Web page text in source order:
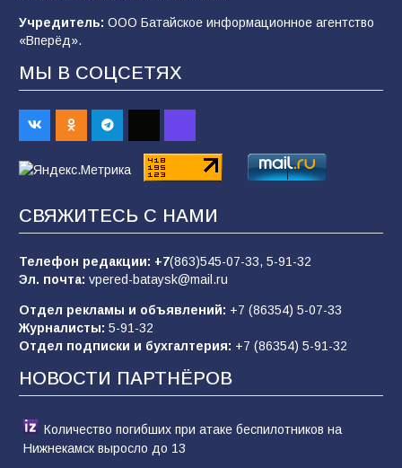
«Слухи — не указ»: почему разговоры о
07.08.2026
Командовал боем до последнего: герой
Евгений Остапенко
В библиотеке имени М.Ю. Лермонтова
состоялось литературно-творческое
сказку, рисуем в красках»
65 07.08.2026
Учредитель: ООО Батайское информационное агентство
«Вперёд».
МЫ В СОЦСЕТЯХ
СВЯЖИТЕСЬ С НАМИ
Телефон редакции: +7(863)545-07-33, 5-91-32
Эл. почта: vpered-bataysk@mail.ru
Отдел рекламы и объявлений: +7 (86354) 5-07-33
Журналисты: 5-91-32
Отдел подписки и бухгалтерия: +7 (86354) 5-91-32
НОВОСТИ ПАРТНЁРОВ
Количество погибших при атаке беспилотников на
Нижнекамск выросло до 13